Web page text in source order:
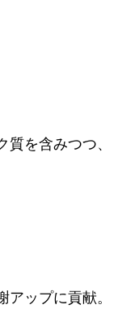
を含みつつ、
ップに貢献。